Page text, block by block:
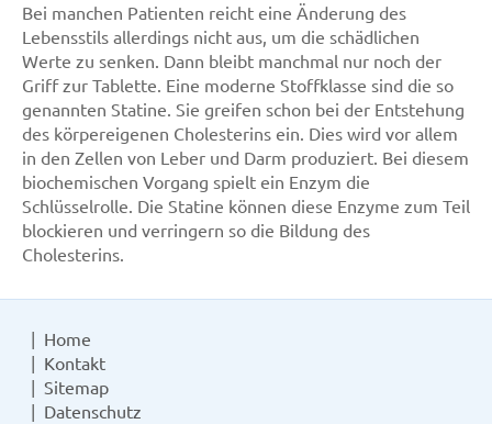
Bei manchen Patienten reicht eine Änderung des
Lebensstils allerdings nicht aus, um die schädlichen
Werte zu senken. Dann bleibt manchmal nur noch der
Griff zur Tablette. Eine moderne Stoffklasse sind die so
genannten Statine. Sie greifen schon bei der Entstehung
des körpereigenen Cholesterins ein. Dies wird vor allem
in den Zellen von Leber und Darm produziert. Bei diesem
biochemischen Vorgang spielt ein Enzym die
Schlüsselrolle. Die Statine können diese Enzyme zum Teil
blockieren und verringern so die Bildung des
Cholesterins.
Home
Kontakt
Sitemap
Datenschutz